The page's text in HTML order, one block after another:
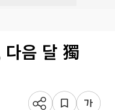
음 달 獨